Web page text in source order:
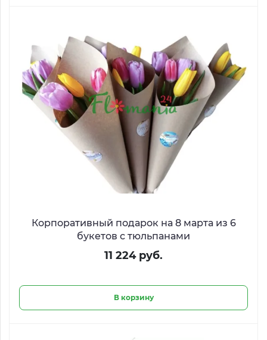
Корпоративный подарок на 8 марта из 6
букетов с тюльпанами
11 224 руб.
В корзину